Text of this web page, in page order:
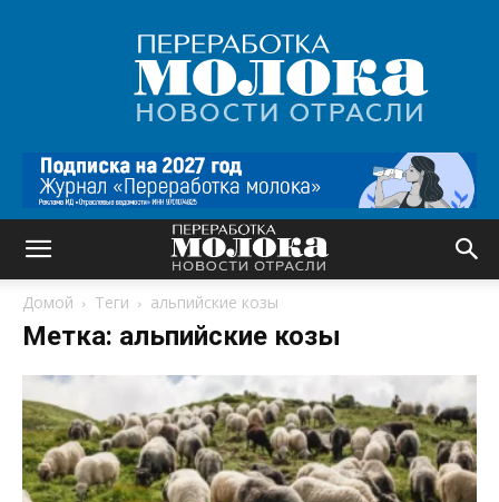
Переработка
молока
|
Новости
Домой Теги альпийские козы
Метка: альпийские козы